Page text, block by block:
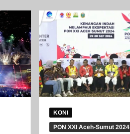
KONI
PON XXI Aceh-Sumut 2024